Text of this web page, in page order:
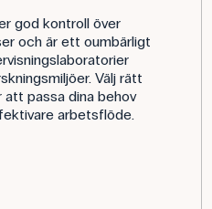
god kontroll över
och är ett oumbärligt
Välj rätt
passa dina behov
arbetsflöde.